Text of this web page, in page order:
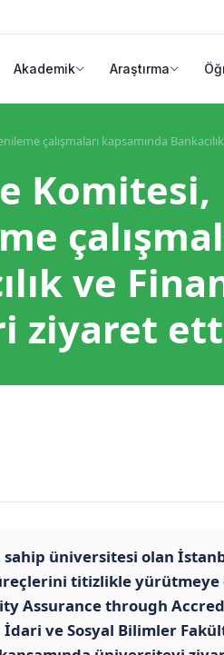
Akademik Araştırma
çalışmaları kapsamında
Komitesi,
ve
ziyaret
üniversitesi olan
titizlikle yürütmeye
Assurance through
ve Sosyal Bilimler